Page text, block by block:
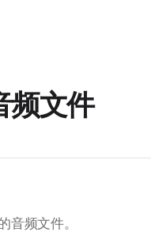
频文件
音频文件。